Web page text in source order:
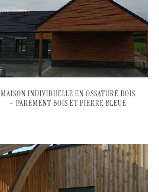
MAISON INDIVIDUELLE EN OSSATURE BOIS
– PAREMENT BOIS ET PIERRE BLEUE